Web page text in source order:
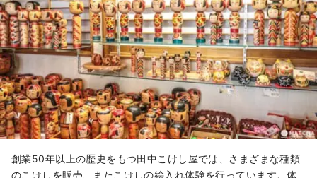
創業50年以上の歴史をもつ田中こけし屋では、さまざまな種類
のこけしを販売、またこけしの絵入れ体験を行っています。体